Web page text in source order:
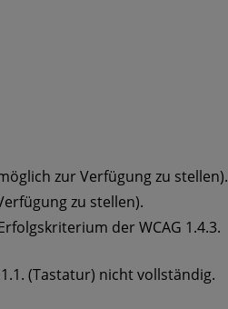
zur Verfügung zu stellen).
zu stellen).
der WCAG 1.4.3.
(Tastatur) nicht vollständig.